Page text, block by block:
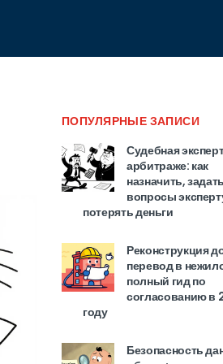
ПОПУЛЯРНЫЕ ЗАПИСИ
Судебная
арбитраже: как
назначить, задать
вопросы
потерять деньги
Реконструкция
перевод в
полный гид по
согласованию в
году
Безопасность